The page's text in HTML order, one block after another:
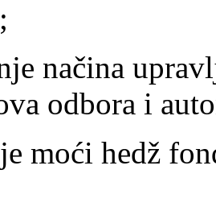
načina
odbora i
moći hedž